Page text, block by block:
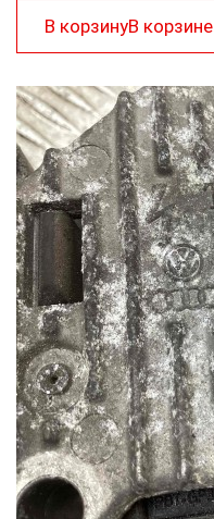
В корзинуВ корзине